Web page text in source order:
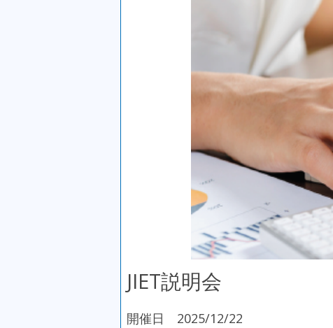
JIET説明会
開催日 2025/12/22